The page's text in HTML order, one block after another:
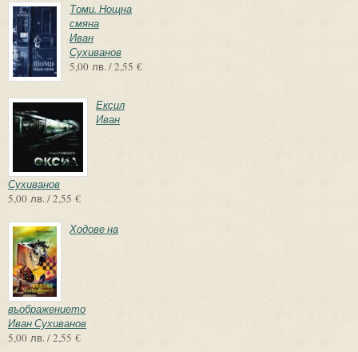
Томи. Нощна
смяна
Иван
Сухиванов
5,00 лв. / 2,55 €
Ексил
Иван
Сухиванов
5,00 лв. / 2,55 €
Ходове на
въображението
Иван Сухиванов
5,00 лв. / 2,55 €